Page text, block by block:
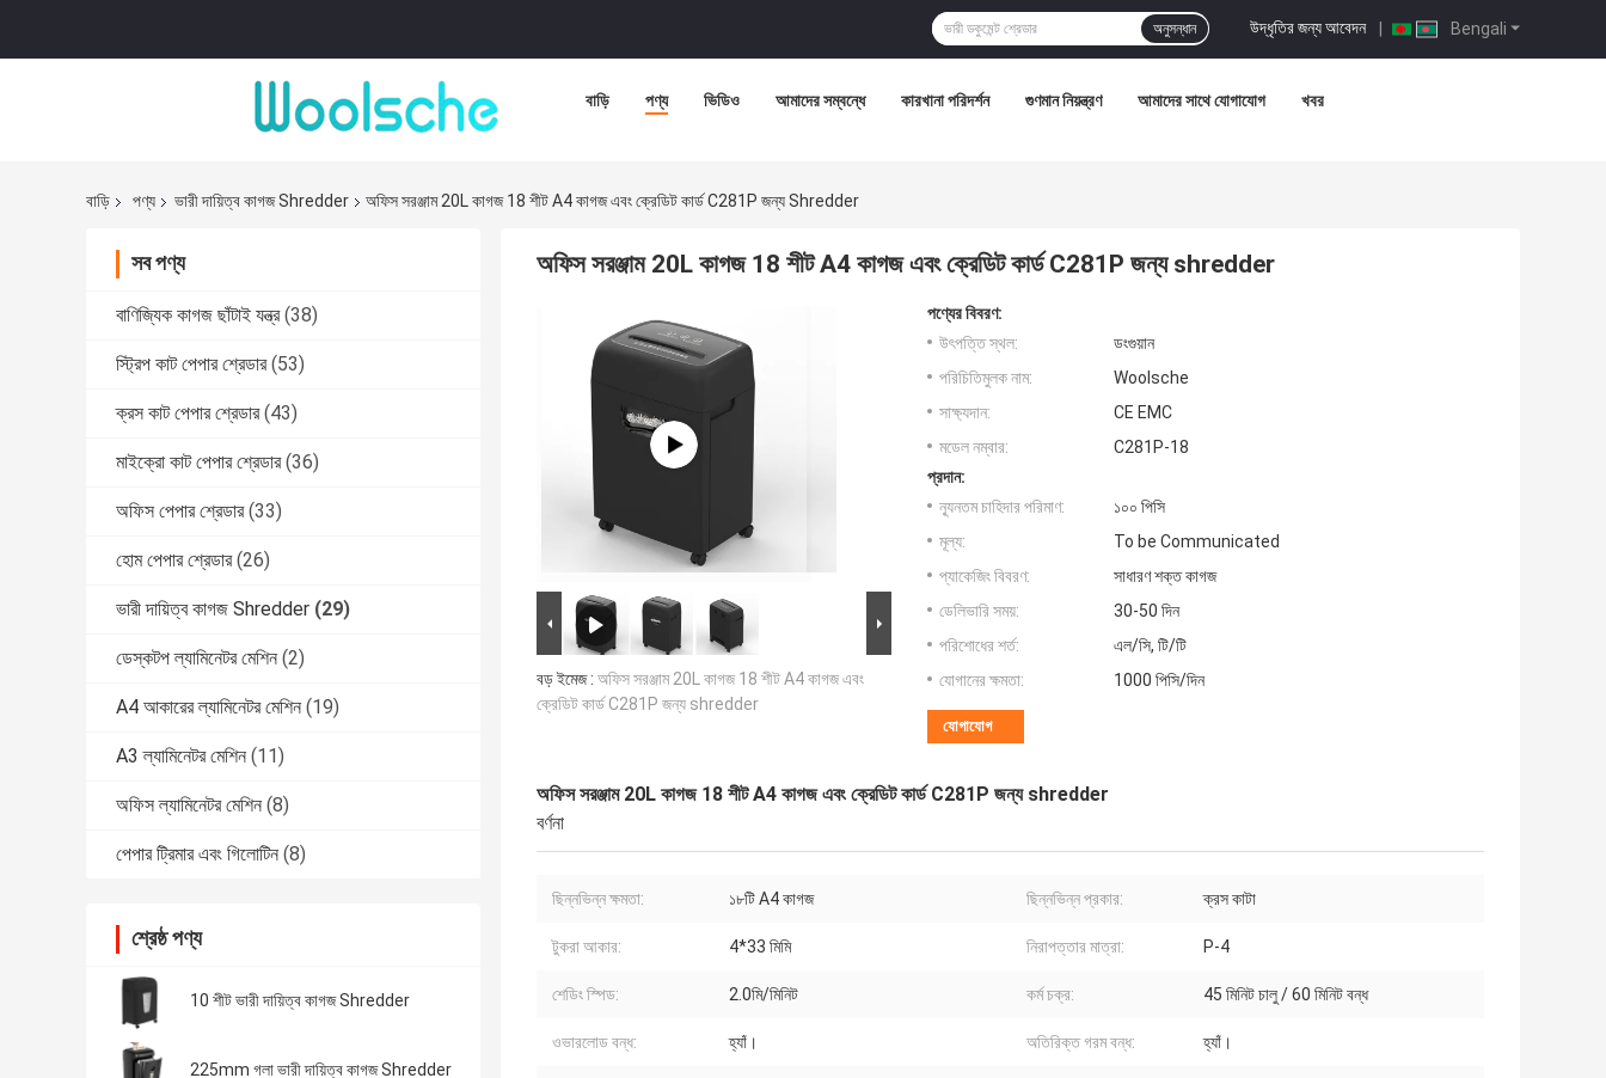
Bengali
উদ্ধৃতির জন্য আবেদন |
অনুসন্ধান
বাড়ি পণ্য ভিডিও আমাদের সম্বন্ধে কারখানা পরিদর্শন গুণমান নিয়ন্ত্রণ আমাদের সাথে যোগাযোগ খবর
বাড়ি পণ্য ভারী দায়িত্ব কাগজ Shredder অফিস সরঞ্জাম 20L কাগজ 18 শীট A4 কাগজ এবং ক্রেডিট কার্ড C281P জন্য Shredder
সব পণ্য
বাণিজ্যিক কাগজ ছাঁটাই যন্ত্র (38)
স্ট্রিপ কাট পেপার শ্রেডার (53)
ক্রস কাট পেপার শ্রেডার (43)
মাইক্রো কাট পেপার শ্রেডার (36)
অফিস পেপার শ্রেডার (33)
হোম পেপার শ্রেডার (26)
ভারী দায়িত্ব কাগজ Shredder (29)
ডেস্কটপ ল্যামিনেটর মেশিন (2)
A4 আকারের ল্যামিনেটর মেশিন (19)
A3 ল্যামিনেটর মেশিন (11)
অফিস ল্যামিনেটর মেশিন (8)
পেপার ট্রিমার এবং গিলোটিন (8)
শ্রেষ্ঠ পণ্য
10 শীট ভারী দায়িত্ব কাগজ Shredder
225mm গলা ভারী দায়িত্ব কাগজ Shredder
অফিস সরঞ্জাম 20L কাগজ 18 শীট A4 কাগজ এবং ক্রেডিট কার্ড C281P জন্য shredder
বড় ইমেজ : অফিস সরঞ্জাম 20L কাগজ 18 শীট A4 কাগজ এবং
ক্রেডিট কার্ড C281P জন্য shredder
পণ্যের বিবরণ:
উৎপত্তি স্থল:
ডংগুয়ান
পরিচিতিমুলক নাম:
Woolsche
সাক্ষ্যদান:
CE EMC
মডেল নম্বার:
C281P-18
প্রদান:
ন্যূনতম চাহিদার পরিমাণ:
১০০ পিসি
মূল্য:
To be Communicated
প্যাকেজিং বিবরণ:
সাধারণ শক্ত কাগজ
ডেলিভারি সময়:
30-50 দিন
পরিশোধের শর্ত:
এল/সি, টি/টি
যোগানের ক্ষমতা:
1000 পিসি/দিন
যোগাযোগ
অফিস সরঞ্জাম 20L কাগজ 18 শীট A4 কাগজ এবং ক্রেডিট কার্ড C281P জন্য shredder
বর্ণনা
ছিন্নভিন্ন ক্ষমতা: ১৮টি A4 কাগজ ছিন্নভিন্ন প্রকার: ক্রস কাটা
টুকরা আকার: 4*33 মিমি নিরাপত্তার মাত্রা: P-4
শেডিং স্পিড: 2.0মি/মিনিট কর্ম চক্র: 45 মিনিট চালু / 60 মিনিট বন্ধ
ওভারলোড বন্ধ: হ্যাঁ। অতিরিক্ত গরম বন্ধ: হ্যাঁ।